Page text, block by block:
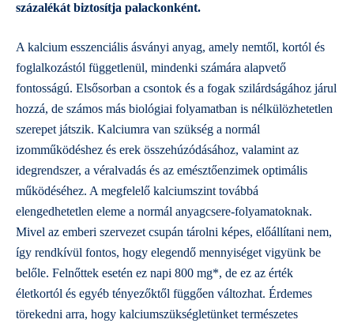
százalékát biztosítja palackonként.
A kalcium esszenciális ásványi anyag, amely nemtől, kortól és
foglalkozástól függetlenül, mindenki számára alapvető
fontosságú. Elsősorban a csontok és a fogak szilárdságához járul
hozzá, de számos más biológiai folyamatban is nélkülözhetetlen
szerepet játszik. Kalciumra van szükség a normál
izomműködéshez és erek összehúzódásához, valamint az
idegrendszer, a véralvadás és az emésztőenzimek optimális
működéséhez. A megfelelő kalciumszint továbbá
elengedhetetlen eleme a normál anyagcsere-folyamatoknak.
Mivel az emberi szervezet csupán tárolni képes, előállítani nem,
így rendkívül fontos, hogy elegendő mennyiséget vigyünk be
belőle. Felnőttek esetén ez napi 800 mg*, de ez az érték
életkortól és egyéb tényezőktől függően változhat. Érdemes
törekedni arra, hogy kalciumszükségletünket természetes